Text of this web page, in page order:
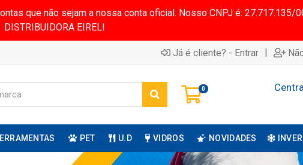
que não sejam a nossa conta oficial. Nosso CNPJ é: 27.717.135/
DISTRIBUIDORA EIRELI
Já é cliente? - Entrar |
0
PET U.D VIDROS NOVIDADES